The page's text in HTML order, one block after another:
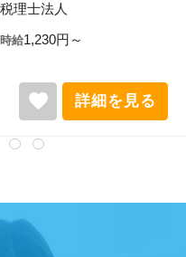
税理士法人
時給1,140円～
favorite 詳細を見る